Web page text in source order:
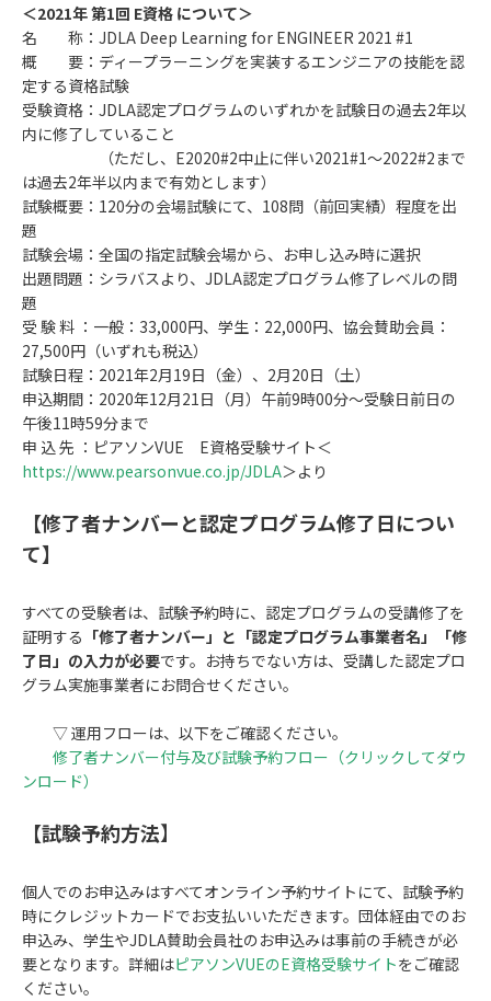
＜2021年 第1回 E資格 について＞
名 称：JDLA Deep Learning for ENGINEER 2021 #1
概 要：ディープラーニングを実装するエンジニアの技能を認
定する資格試験
受験資格：JDLA認定プログラムのいずれかを試験日の過去2年以
内に修了していること
（ただし、E2020#2中止に伴い2021#1～2022#2まで
は過去2年半以内まで有効とします）
試験概要：120分の会場試験にて、108問（前回実績）程度を出
題
試験会場：全国の指定試験会場から、お申し込み時に選択
出題問題：シラバスより、JDLA認定プログラム修了レベルの問
題
受 験 料 ：一般：33,000円、学生：22,000円、協会賛助会員：
27,500円（いずれも税込）
試験日程：2021年2月19日（金）、2月20日（土）
申込期間：2020年12月21日（月）午前9時00分～受験日前日の
午後11時59分まで
申 込 先 ：ピアソンVUE E資格受験サイト＜
https://www.pearsonvue.co.jp/JDLA＞より
【修了者ナンバーと認定プログラム修了日につい
て】
すべての受験者は、試験予約時に、認定プログラムの受講修了を
証明する 「修了者ナンバー」と「認定プログラム事業者名」「修
了日」の入力が必要です。お持ちでない方は、受講した認定プロ
グラム実施事業者にお問合せください。
▽ 運用フローは、以下をご確認ください。
修了者ナンバー付与及び試験予約フロー（クリックしてダウ
ンロード）
【試験予約方法】
個人でのお申込みはすべてオンライン予約サイトにて、試験予約
時にクレジットカードでお支払いいただきます。団体経由でのお
申込み、学生やJDLA賛助会員社のお申込みは事前の手続きが必
要となります。詳細はピアソンVUEのE資格受験サイトをご確認
ください。